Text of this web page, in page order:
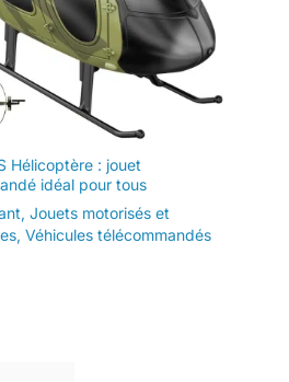
Hélicoptère : jouet
idéal pour tous
, Jouets motorisés et
, Véhicules télécommandés